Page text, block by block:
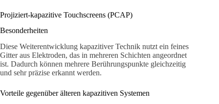
Projiziert-kapazitive Touchscreens (PCAP)
Besonderheiten
Diese Weiterentwicklung kapazitiver Technik nutzt ein feines
Gitter aus Elektroden, das in mehreren Schichten angeordnet
ist. Dadurch können mehrere Berührungspunkte gleichzeitig
und sehr präzise erkannt werden.
Vorteile gegenüber älteren kapazitiven Systemen